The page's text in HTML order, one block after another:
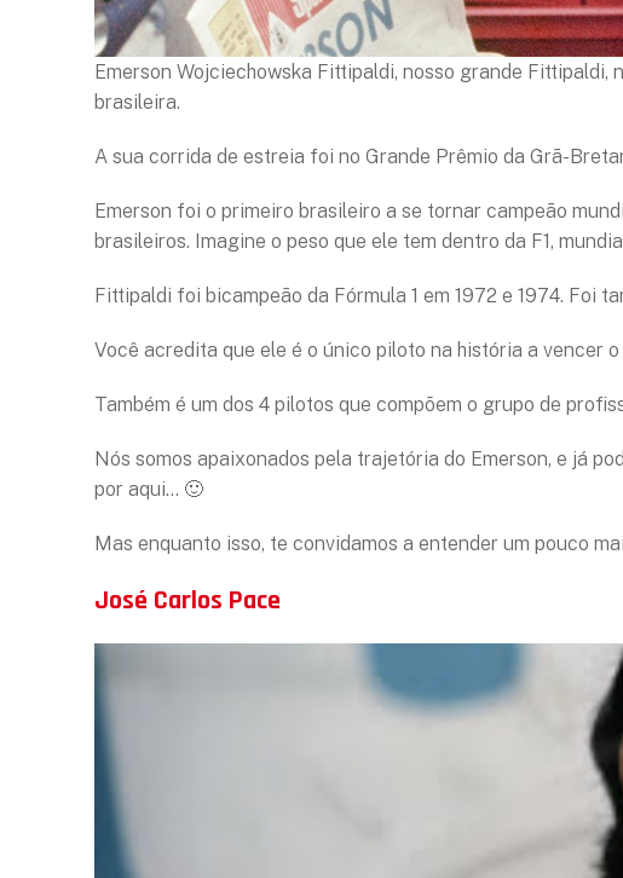
Emerson Wojciechowska Fittipaldi, nosso grande Fittipaldi,
brasileira.
A sua corrida de estreia foi no Grande Prêmio da Grã-
Emerson foi o primeiro brasileiro a se tornar campeão
brasileiros. Imagine o peso que ele tem dentro da F1,
Fittipaldi foi bicampeão da Fórmula 1 em 1972 e 1974. Foi
Você acredita que ele é o único piloto na história a vencer
Também é um dos 4 pilotos que compõem o grupo de
Nós somos apaixonados pela trajetória do Emerson, e já
por aqui… 🙂
Mas enquanto isso, te convidamos a entender um pouco
José Carlos Pace